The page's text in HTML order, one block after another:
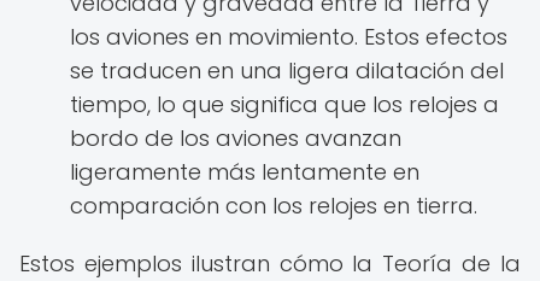
los aviones en movimiento. Estos efectos
se traducen en una ligera dilatación del
tiempo, lo que significa que los relojes a
bordo de los aviones avanzan
ligeramente más lentamente en
comparación con los relojes en tierra.
Estos ejemplos ilustran cómo la Teoría de la